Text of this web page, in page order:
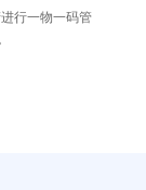
行一物一码管